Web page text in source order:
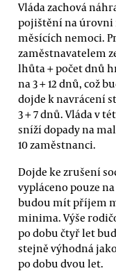
Vláda zachová
pojištění na úrovni
měsících nemoci.
zaměstnavatelem
lhůta + počet dnů
na 3 + 12 dnů, což
dojde k navrácení
3 + 7 dnů. Vláda v
sníží dopady na
10 zaměstnanci.
Dojde ke zrušení
vypláceno pouze
budou mít příjem
minima. Výše
po dobu čtyř let
stejně výhodná
po dobu dvou let.